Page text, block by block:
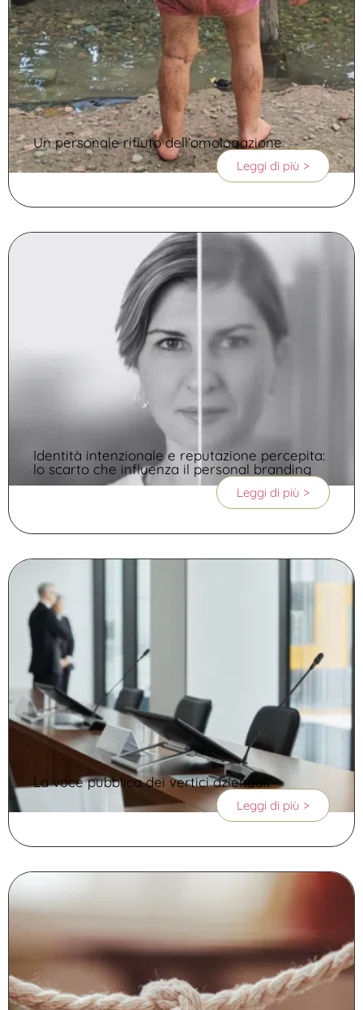
Un personale rifiuto dell’omologazione
Leggi di più >
Identità intenzionale e reputazione percepita:
lo scarto che influenza il personal branding
Leggi di più >
La voce pubblica dei vertici aziendali
Leggi di più >